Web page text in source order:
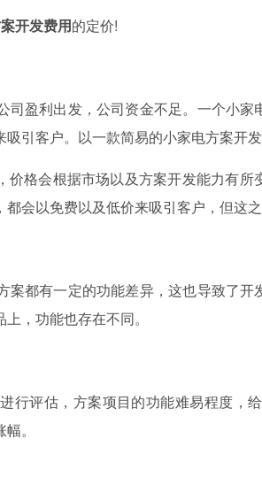
开发费用的定价!
盈利出发，公司资金不足。一个小家
引客户。以一款简易的小家电方案开
价格会根据市场以及方案开发能力有
会以免费以及低价来吸引客户，但这
都有一定的功能差异，这也导致了开
，功能也存在不同。
评估，方案项目的功能难易程度，
。